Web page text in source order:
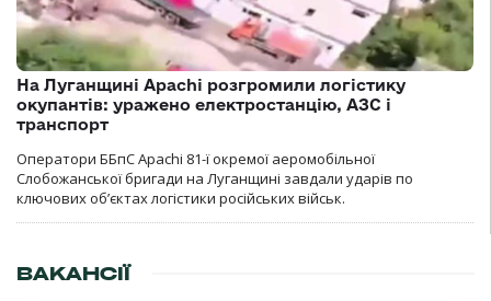
На Луганщині Apachi розгромили логістику
окупантів: уражено електростанцію, АЗС і
транспорт
Оператори ББпС Apachi 81-ї окремої аеромобільної
Слобожанської бригади на Луганщині завдали ударів по
ключових об’єктах логістики російських військ.
ВАКАНСІЇ